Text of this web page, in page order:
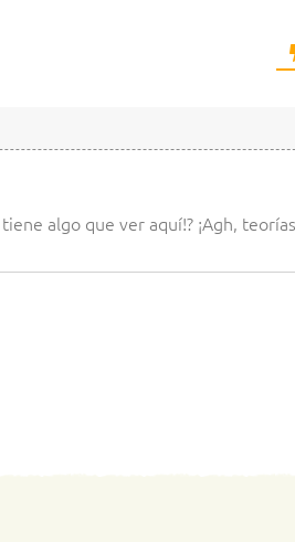
tiene algo que ver aquí!? ¡Agh,